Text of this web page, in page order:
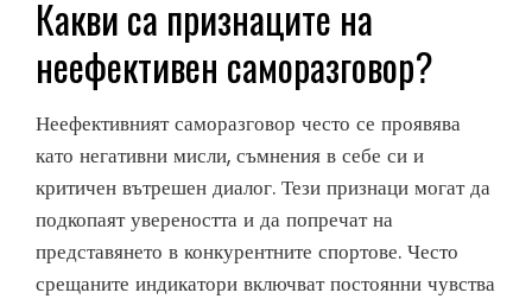
Какви са признаците на
неефективен саморазговор?
Неефективният саморазговор често се проявява
като негативни мисли, съмнения в себе си и
критичен вътрешен диалог. Тези признаци могат да
подкопаят увереността и да попречат на
представянето в конкурентните спортове. Често
срещаните индикатори включват постоянни чувства